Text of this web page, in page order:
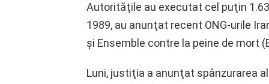
Autorităţile au executat cel puţin
1989, au anunţat recent ONG-urile
şi Ensemble contre la peine de mort
Luni, justiţia a anunţat spânzurarea